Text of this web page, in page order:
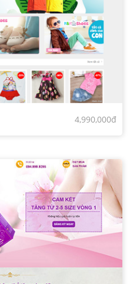
4,990,000đ